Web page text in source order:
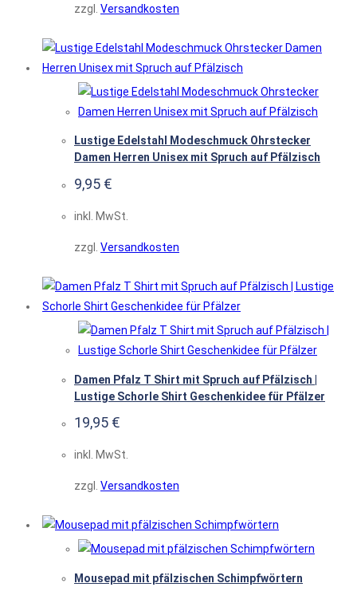
zzgl. Versandkosten
Lustige Edelstahl Modeschmuck Ohrstecker
Damen Herren Unisex mit Spruch auf Pfälzisch
9,95 €
inkl. MwSt.
zzgl. Versandkosten
Damen Pfalz T Shirt mit Spruch auf Pfälzisch |
Lustige Schorle Shirt Geschenkidee für Pfälzer
19,95 €
inkl. MwSt.
zzgl. Versandkosten
Mousepad mit pfälzischen Schimpfwörtern